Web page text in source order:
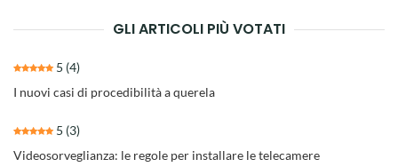
GLI ARTICOLI PIÙ VOTATI
5 (4)
I nuovi casi di procedibilità a querela
5 (3)
Videosorveglianza: le regole per installare le telecamere